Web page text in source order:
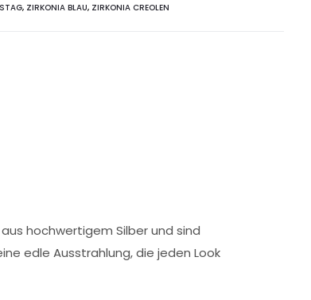
, ZIRKONIA BLAU, ZIRKONIA CREOLEN
hochwertigem Silber und sind
edle Ausstrahlung, die jeden Look